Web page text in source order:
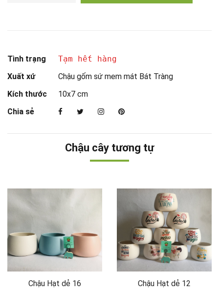
Tình trạng
Tạm hết hàng
Xuất xứ
Chậu gốm sứ mem mát Bát Tràng
Kích thước
10x7 cm
Chia sẻ
Chậu cây tương tự
Chậu Hạt dẻ 16 Chậu Hạt dẻ 12